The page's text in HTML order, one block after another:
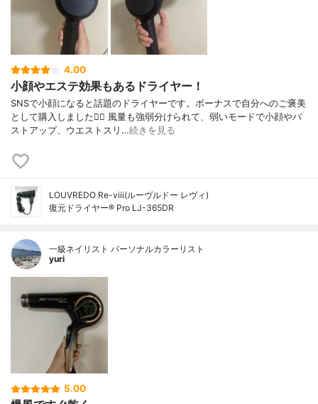
4.00
小顔やエステ効果もあるドライヤー！
SNSで小顔になると話題のドライヤーです。ボーナスで自分へのご褒美
として購入しました💇‍♀️ 風量も強弱分けられて、弱いモードで小顔やバ
ストアップ、ウエストスリ…続きを見る
LOUVREDO Re-viii(ルーヴルドー レヴィ)
復元ドライヤー® Pro LJ-365DR
一級ネイリスト パーソナルカラーリスト
yuri
5.00